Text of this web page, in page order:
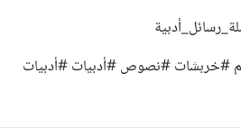
#خربشات #نصوص #أدبيات #أدبيات